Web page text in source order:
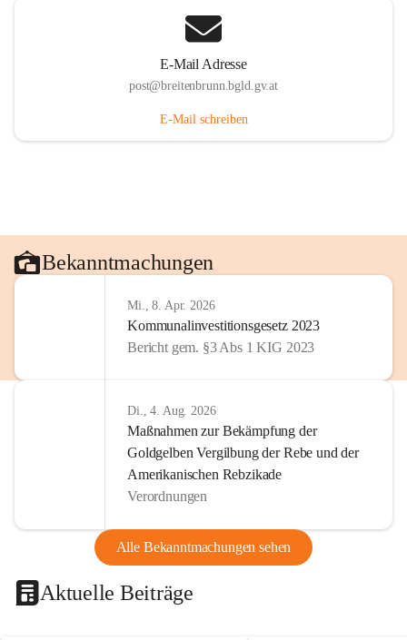
E-Mail Adresse
post@breitenbrunn.bgld.gv.at
E-Mail schreiben
Bekanntmachungen
Mi., 8. Apr. 2026
Kommunalinvestitionsgesetz 2023
Bericht gem. §3 Abs 1 KIG 2023
Di., 4. Aug. 2026
Maßnahmen zur Bekämpfung der
Goldgelben Vergilbung der Rebe und der
Amerikanischen Rebzikade
Verordnungen
Alle Bekanntmachungen sehen
Aktuelle Beiträge